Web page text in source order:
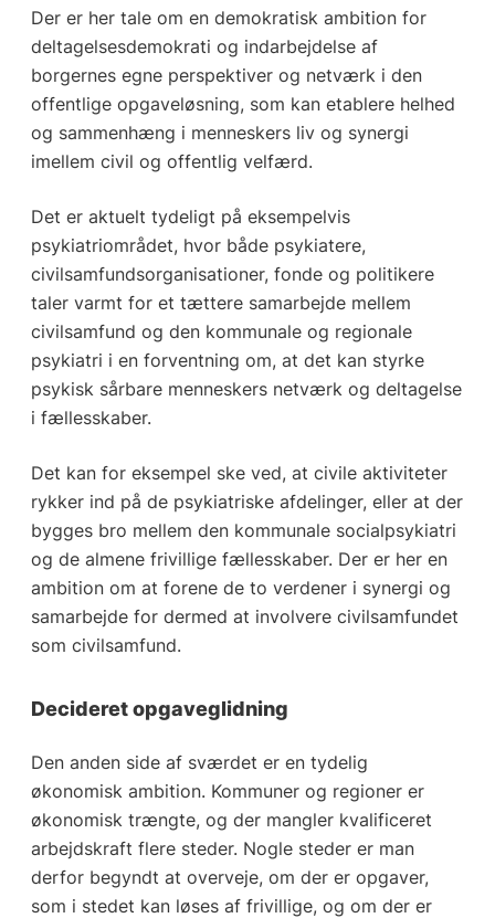
Der er her tale om en demokratisk ambition for
deltagelsesdemokrati og indarbejdelse af
borgernes egne perspektiver og netværk i den
offentlige opgaveløsning, som kan etablere helhed
og sammenhæng i menneskers liv og synergi
imellem civil og offentlig velfærd.
Det er aktuelt tydeligt på eksempelvis
psykiatriområdet, hvor både psykiatere,
civilsamfundsorganisationer, fonde og politikere
taler varmt for et tættere samarbejde mellem
civilsamfund og den kommunale og regionale
psykiatri i en forventning om, at det kan styrke
psykisk sårbare menneskers netværk og deltagelse
i fællesskaber.
Det kan for eksempel ske ved, at civile aktiviteter
rykker ind på de psykiatriske afdelinger, eller at der
bygges bro mellem den kommunale socialpsykiatri
og de almene frivillige fællesskaber. Der er her en
ambition om at forene de to verdener i synergi og
samarbejde for dermed at involvere civilsamfundet
som civilsamfund.
Decideret opgaveglidning
Den anden side af sværdet er en tydelig
økonomisk ambition. Kommuner og regioner er
økonomisk trængte, og der mangler kvalificeret
arbejdskraft flere steder. Nogle steder er man
derfor begyndt at overveje, om der er opgaver,
som i stedet kan løses af frivillige, og om der er